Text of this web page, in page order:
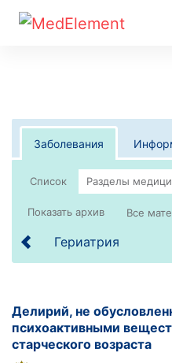
Заболевания
Список
Все
Гериатрия
Делирий, не
психоактивными
старческого возраста